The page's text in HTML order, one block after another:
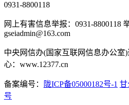
0931-8800118
网上有害信息举报：0931-8800118
gseiadmin@163.com
中央网信办(国家互联网信息办公室
心：www.12377.cn
备案编号： 陇ICP备05000182号-1 甘
号